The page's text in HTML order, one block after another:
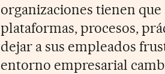
organizaciones tienen
plataformas, procesos,
dejar a sus empleados
entorno empresarial